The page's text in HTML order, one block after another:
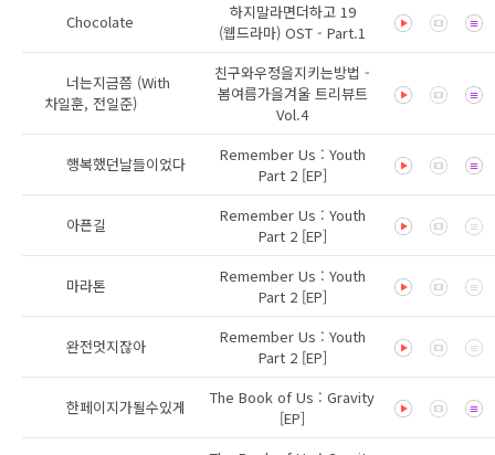
Chocolate
하지말라면더하고 19
(웹드라마) OST - Part.1
너는지금쯤 (With
차일훈, 전일준)
친구와우정을지키는방법 -
봄여름가을겨울 트리뷰트
Vol.4
행복했던날들이었다
Remember Us : Youth
Part 2 [EP]
아픈길
Remember Us : Youth
Part 2 [EP]
마라톤
Remember Us : Youth
Part 2 [EP]
완전멋지잖아
Remember Us : Youth
Part 2 [EP]
한페이지가될수있게
The Book of Us : Gravity
[EP]